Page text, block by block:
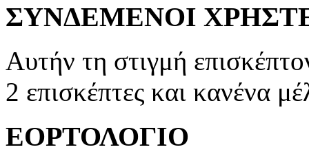
ΣΥΝΔΕΜΕΝΟΙ
Αυτήν τη στιγμή
2 επισκέπτες και κανένα
ΕΟΡΤΟΛΟΓΙΟ